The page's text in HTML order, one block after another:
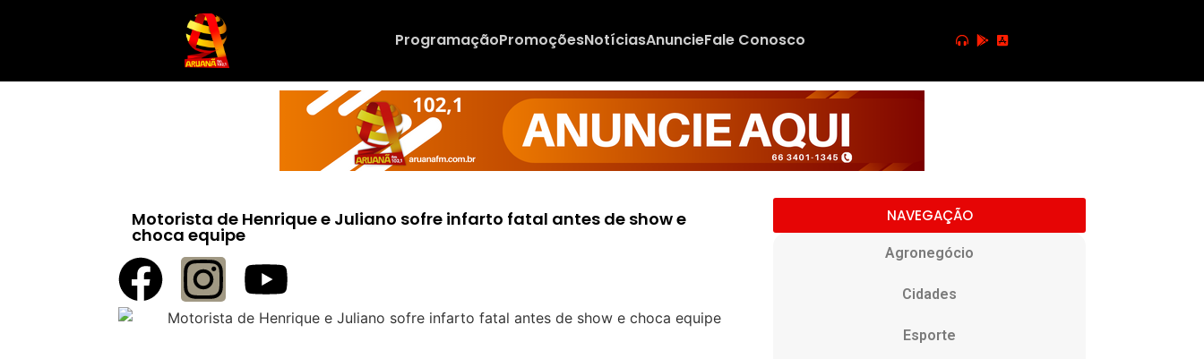
ProgramaçãoPromoçõesNotíciasAnuncieFale Conosco
Motorista de Henrique e Juliano sofre infarto fatal antes de show e
choca equipe
NAVEGAÇÃO
Agronegócio
Cidades
Esporte